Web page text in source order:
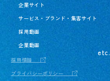
企業サイト
サービス・ブランド・集客サイト
採用動画
企業動画
etc.
採用情報
プライバシーポリシー